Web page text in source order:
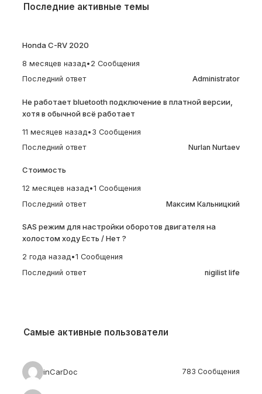
Последние активные темы
Honda C-RV 2020
8 месяцев назад • 2 Сообщения
Последний ответ
Administrator
Не работает bluetooth подключение в платной версии,
хотя в обычной всё работает
11 месяцев назад • 3 Сообщения
Последний ответ
Nurlan Nurtaev
Стоимость
12 месяцев назад•1 Сообщения
Последний ответ
Максим Кальницкий
SAS режим для настройки оборотов двигателя на
холостом ходу Есть / Нет ?
2 года назад•1 Сообщения
Последний ответ
nigilist life
Самые активные пользователи
inCarDoc 783 Сообщения